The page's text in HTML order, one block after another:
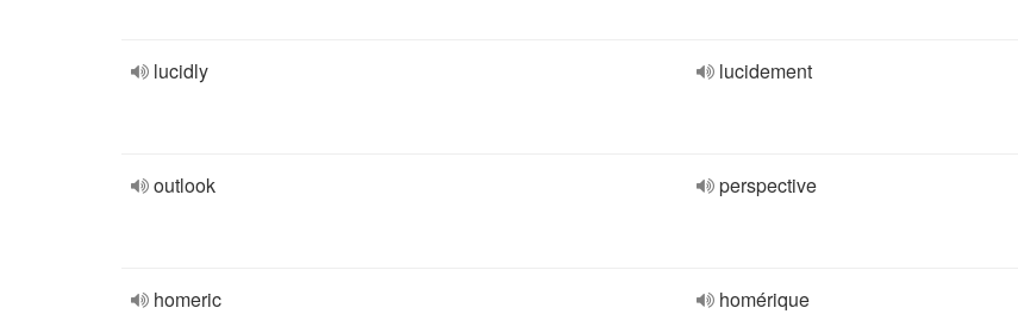
lucidly lucidement
outlook perspective
homeric homérique